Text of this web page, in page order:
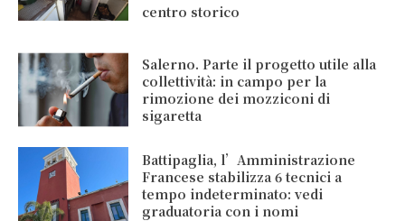
centro storico
Salerno. Parte il progetto utile alla
collettività: in campo per la
rimozione dei mozziconi di
sigaretta
Battipaglia, l’Amministrazione
Francese stabilizza 6 tecnici a
tempo indeterminato: vedi
graduatoria con i nomi